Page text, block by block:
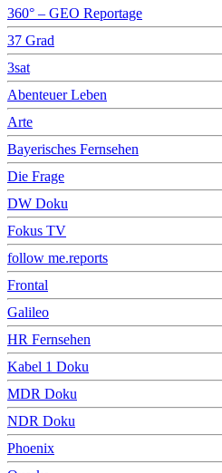
360° – GEO Reportage
37 Grad
3sat
Abenteuer Leben
Arte
Bayerisches Fernsehen
Die Frage
DW Doku
Fokus TV
follow me.reports
Frontal
Galileo
HR Fernsehen
Kabel 1 Doku
MDR Doku
NDR Doku
Phoenix